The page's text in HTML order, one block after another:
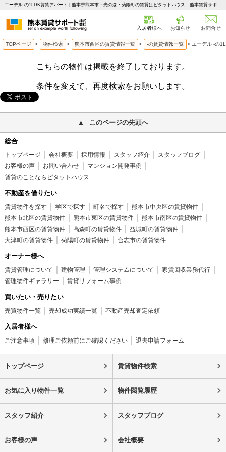
エーデル-の1LDK賃貸アパート | 熊本県熊本市・光の森・菊陽町の賃貸はピタットハウス 熊本賃貸サポート
入居者様へ お知らせ お問合せ
TOPページ > 物件検索 > 熊本市西区の賃貸情報一覧 > -の賃貸情報一覧 > エーデル -の
こちらの物件は掲載を終了しております。
条件を変えて、再度検索をお願いします。
このページの先頭へ
総合
トップページ 会社概要 採用情報 スタッフ紹介
スタッフブログ
お客様の声
お問い合わせ
マンション開発事例
賃貸のことならピタットハウス
不動産を借りたい
賃貸物件を探す 学区で探す 町名で探す
熊本市中央区の賃貸物件
熊本市北区の賃貸物件
熊本市東区の賃貸物件
熊本市南区の賃貸物件
熊本市西区の賃貸物件
高森町の賃貸物件
益城町の賃貸物件
大津町の賃貸物件
菊陽町の賃貸物件 合志市の賃貸物件
オーナー様へ
賃貸管理について 建物管理 管理システムについて
家賃回収業務代行
管理物件ギャラリー
賃貸リフォーム事例
買いたい・売りたい
売買物件一覧 売却成功実績一覧 不動産売却査定依頼
入居者様へ
ご注意事項 修理ご依頼前にご確認ください 退去申請フォーム
トップページ 賃貸物件検索
お気に入り物件一覧 物件閲覧履歴
スタッフ紹介 スタッフブログ
お客様の声 会社概要